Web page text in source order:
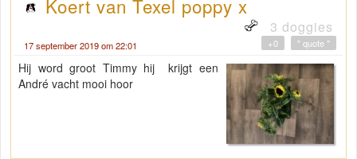
Koert van Texel poppy x
3 doggies
17 september 2019 om 22:01 " quote "
+0
Hij word groot Timmy hij krijgt een
André vacht mooi hoor